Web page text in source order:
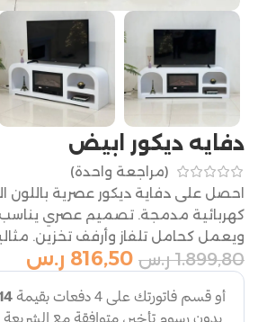
دفايه ديكور ابيض
(مراجعة واحدة)
احصل على دفاية ديكور عصرية باللون
كهربائية مدمجة. تصميم عصري يناسب
ويعمل كحامل تلفاز وأرفف تخزين.
1.899,80 ر.س 816,50 ر.س